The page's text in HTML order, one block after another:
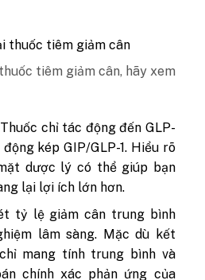
thuốc tiêm giảm cân
tiêm giảm cân, hãy xem
chỉ tác động đến GLP-
kép GIP/GLP-1. Hiểu rõ
dược lý có thể giúp bạn
lại lợi ích lớn hơn.
tỷ lệ giảm cân trung bình
lâm sàng. Mặc dù kết
mang tính trung bình và
chính xác phản ứng của